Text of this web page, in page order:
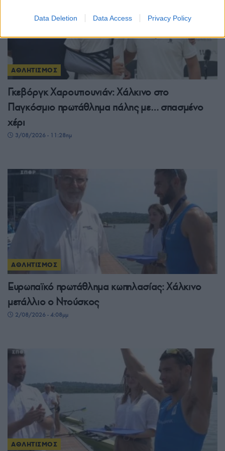
Data Deletion Data Access Privacy Policy
ΑΘΛΗΤΙΣΜΟΣ
Γκεβόργκ Χαρουτιουνιάν: Χάλκινο στο
Παγκόσμιο πρωτάθλημα πάλης με… σπασμένο
χέρι
3/08/2026 - 11:28πμ
ΑΘΛΗΤΙΣΜΟΣ
Ευρωπαϊκό πρωτάθλημα κωπηλασίας: Χάλκινο
μετάλλιο ο Ντούσκος
2/08/2026 - 4:08μμ
ΑΘΛΗΤΙΣΜΟΣ